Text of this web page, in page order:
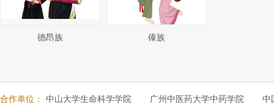
德昂族 傣族
合作单位： 中山大学生命科学学院 广州中医药大学中药学院 中